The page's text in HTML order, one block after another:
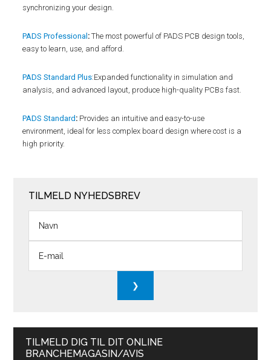
synchronizing your design.
PADS Professional :The most powerful of PADS PCB design tools,
easy to learn, use, and afford.
PADS Standard Plus:Expanded functionality in simulation and
analysis, and advanced layout, produce high-quality PCBs fast.
PADS Standard : Provides an intuitive and easy-to-use
environment, ideal for less complex board design where cost is a
high priority.
TILMELD NYHEDSBREV
TILMELD DIG TIL DIT ONLINE
BRANCHEMAGASIN/AVIS